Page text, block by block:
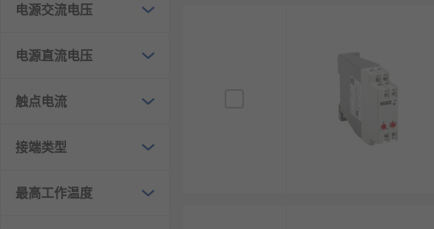
电源交流电压
电源直流电压
触点电流
接端类型
最高工作温度